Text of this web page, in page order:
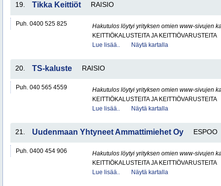
19. Tikka Keittiöt RAISIO
Puh. 0400 525 825
Hakutulos löytyi yrityksen omien www-sivujen
KEITTIÖKALUSTEITA JA KEITTIÖVARUSTEITA
Lue lisää..
Näytä kartalla
20. TS-kaluste RAISIO
Puh. 040 565 4559
Hakutulos löytyi yrityksen omien www-sivujen
KEITTIÖKALUSTEITA JA KEITTIÖVARUSTEITA
Lue lisää..
Näytä kartalla
21. Uudenmaan Yhtyneet Ammattimiehet Oy ESPOO
Puh. 0400 454 906
Hakutulos löytyi yrityksen omien www-sivujen
KEITTIÖKALUSTEITA JA KEITTIÖVARUSTEITA
Lue lisää..
Näytä kartalla